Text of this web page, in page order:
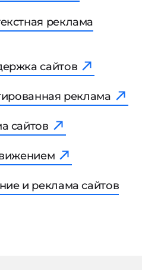
реклама
сайтов
реклама
сайтов
и реклама сайтов